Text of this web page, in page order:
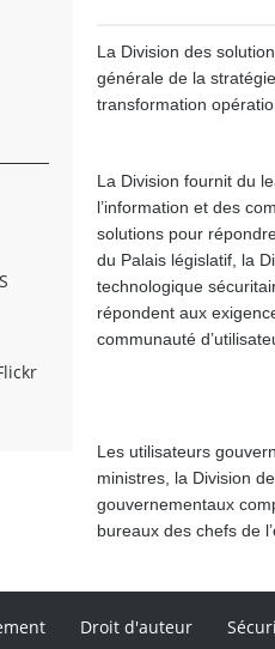
La Division des
générale de la
transformation
La Division fournit du
l’information et des
solutions pour
du Palais législatif, la
technologique
répondent aux
communauté
Les utilisateurs
ministres, la Division
gouvernementaux
bureaux des chefs de
Droit d'auteur